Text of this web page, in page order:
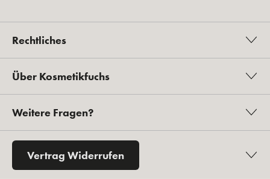
Rechtliches
Über Kosmetikfuchs
Weitere Fragen?
Vertrag Widerrufen